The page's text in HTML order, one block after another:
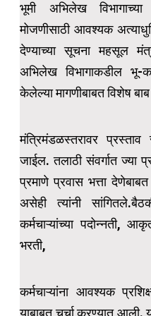
भूमी अभिलेख विभागाच्या
मोजणीसाठी आवश्यक
देण्याच्या सूचना महसूल
अभिलेख विभागाकडील भू-
केलेल्या मागणीबाबत विशेष
मंत्रिमंडळस्तरावर प्रस्ताव
जाईल. तलाठी संवर्गात ज्या
प्रमाणे प्रवास भत्ता
असेही त्यांनी
कर्मचाऱ्यांच्या पदोन्नती,
भरती,
कर्मचाऱ्यांना आवश्यक
याबाबत चर्चा करण्यात आली.